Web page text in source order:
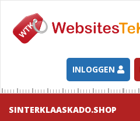
INLOGGEN
SINTERKLAASKADO.SHOP